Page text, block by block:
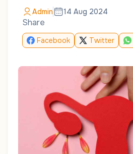
Admin 14 Aug 2024
Share
Facebook Twitter